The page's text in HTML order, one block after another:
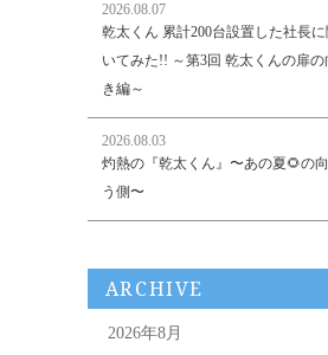
2026.08.07
乾太くん 累計200台設置した社長に
いてみた!! ～第3回 乾太くんの扉の
き編～
2026.08.03
灼熱の『乾太くん』〜あの夏🌻の
う側〜
ARCHIVE
2026年8月